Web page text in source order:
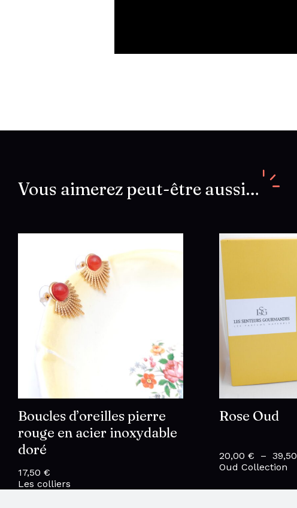
Vous aimerez peut-être aussi…
Boucles d’oreilles pierre
rouge en acier inoxydable
doré
17,50 €
Les colliers
Rose Oud
20,00 € – 39,50
Oud Collection